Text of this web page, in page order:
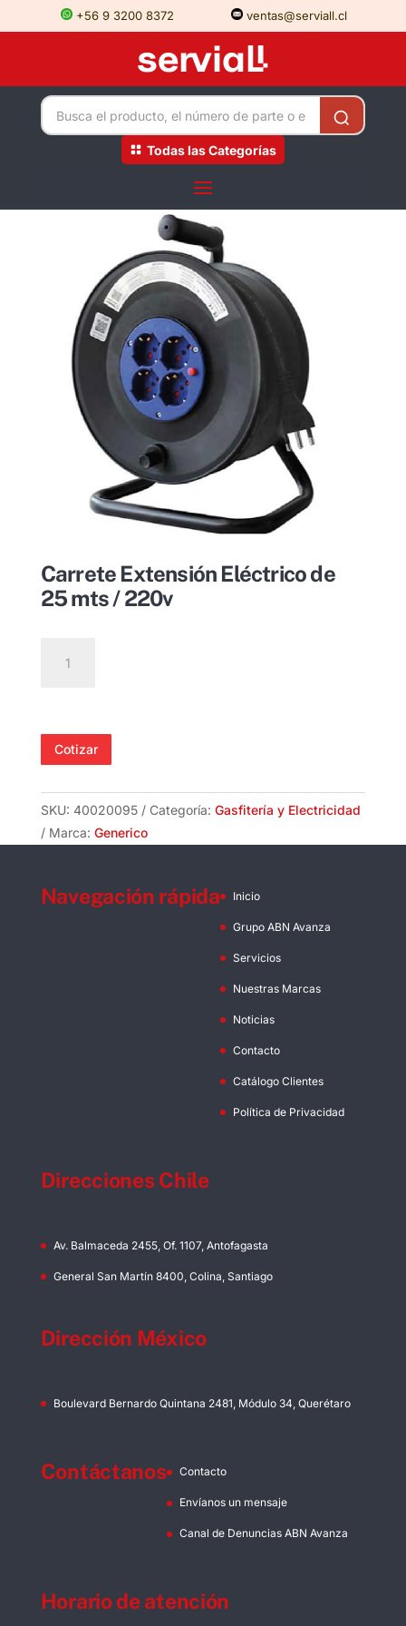
+56 9 3200 8372 ventas@serviall.cl
Todas las Categorías
Carrete Extensión Eléctrico de
25 mts / 220v
Extensión
25
mts
220v
cantidad
Cotizar
SKU: 40020095 Categoría: Gasfitería y Electricidad
Marca: Generico
Navegación rápida Inicio
Grupo ABN Avanza
Servicios
Nuestras Marcas
Noticias
Contacto
Catálogo Clientes
Política de Privacidad
Direcciones Chile
Av. Balmaceda 2455, Of. 1107, Antofagasta
General San Martín 8400, Colina, Santiago
Dirección México
Boulevard Bernardo Quintana 2481, Módulo 34, Querétaro
Contáctanos Contacto
Envíanos un mensaje
Canal de Denuncias ABN Avanza
Horario de atención